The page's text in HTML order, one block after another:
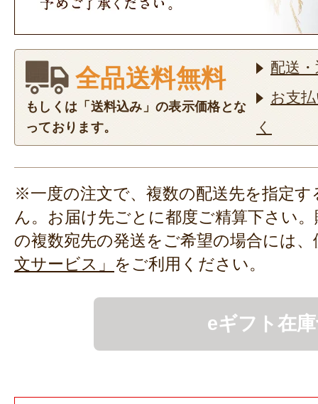
全品送料無料
もしくは「送料込み」の表示価格とな
っております。
配送
お支
く
※一度の注文で、複数の配送先を指定
ん。お届け先ごとに都度ご精算下さい
の複数宛先の発送をご希望の場合には、
文サービス」 をご利用ください。
eギフト在